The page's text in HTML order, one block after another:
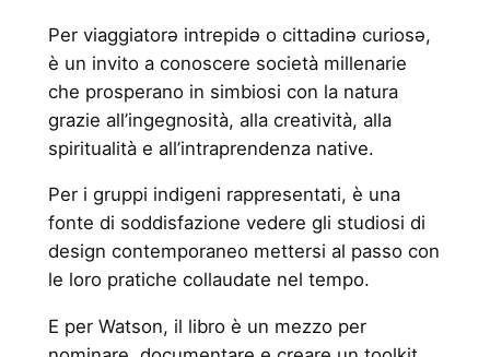
Per viaggiatorə intrepidə o cittadinə curiosə,
è un invito a conoscere società millenarie
che prosperano in simbiosi con la natura
grazie all’ingegnosità, alla creatività, alla
spiritualità e all’intraprendenza native.
Per i gruppi indigeni rappresentati, è una
fonte di soddisfazione vedere gli studiosi di
design contemporaneo mettersi al passo con
le loro pratiche collaudate nel tempo.
E per Watson, il libro è un mezzo per